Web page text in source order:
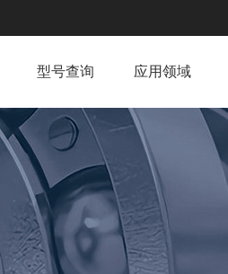
型号查询 应用领域